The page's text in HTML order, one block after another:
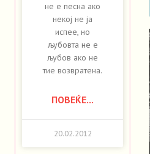
не е песна ако
некој не ја
испее, но
љубовта не е
љубов ако не
тие возвратена.
ПОВЕЌЕ...
20.02.2012